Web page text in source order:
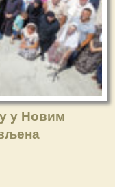
у Новим